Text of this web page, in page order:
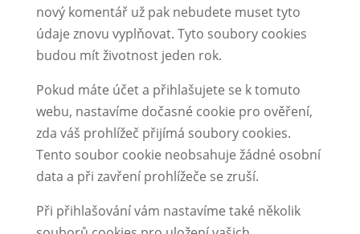
nový komentář už pak nebudete muset tyto
údaje znovu vyplňovat. Tyto soubory cookies
budou mít životnost jeden rok.
Pokud máte účet a přihlašujete se k tomuto
webu, nastavíme dočasné cookie pro ověření,
zda váš prohlížeč přijímá soubory cookies.
Tento soubor cookie neobsahuje žádné osobní
data a při zavření prohlížeče se zruší.
Při přihlašování vám nastavíme také několik